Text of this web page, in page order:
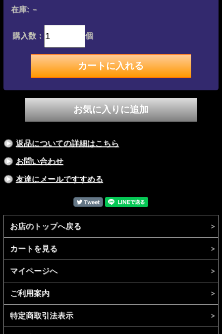
●耐久性とグリップ力を高める、掌部のTPU オーバーレイ。
●片方のグローブを無くさないためのペアリングスナップ付
在庫: －
購入数： 個
返品についての詳細はこちら
お問い合わせ
友達にメールですすめる
お店のトップへ戻る
カートを見る
マイページへ
ご利用案内
特定商取引法表示